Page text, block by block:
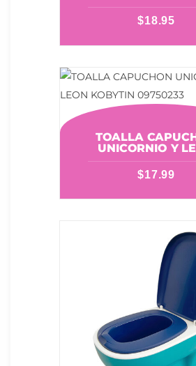
$18.95
TOALLA
UNICORNIO Y
KOBYTIN
$17.99